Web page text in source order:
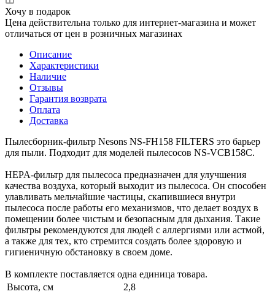
Хочу в подарок
Цена действительна только для интернет-магазина и может
отличаться от цен в розничных магазинах
Описание
Характеристики
Наличие
Отзывы
Гарантия возврата
Оплата
Доставка
Пылесборник-фильтр Nesons NS-FH158 FILTERS это барьер
для пыли. Подходит для моделей пылесосов NS-VCB158C.
HEPA-фильтр для пылесоса предназначен для улучшения
качества воздуха, который выходит из пылесоса. Он способен
улавливать мельчайшие частицы, скапившиеся внутри
пылесоса после работы его механизмов, что делает воздух в
помещении более чистым и безопасным для дыхания. Такие
фильтры рекомендуются для людей с аллергиями или астмой,
а также для тех, кто стремится создать более здоровую и
гигиеничную обстановку в своем доме.
В комплекте поставляется одна единица товара.
Высота, см
2,8